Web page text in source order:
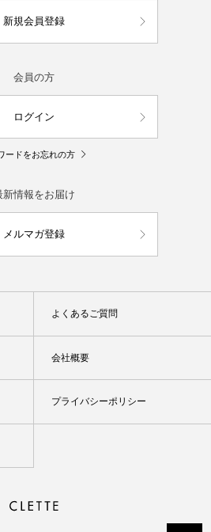
新規会員登録
会員の方
ログイン
ードをお忘れの方
新情報をお届け
メルマガ登録
よくあるご質問
会社概要
プライバシーポリシー